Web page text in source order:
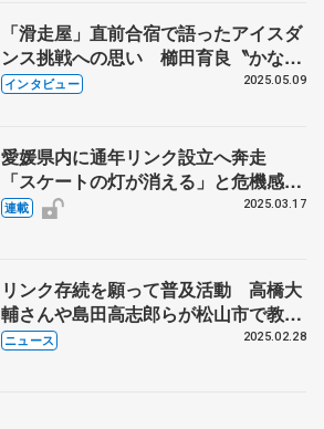
「滑走屋」直前合宿で語ったアイスダ
ンス挑戦への思い 櫛田育良〝かなだ
い〟から刺激
インタビュー 2025.05.09
愛媛県内に通年リンク設立へ奔走
「スケートの灯が消える」と危機感
衝撃走った27年のイヨテツ営業終了
連載 2025.03.17
リンク存続を願って普及活動 高橋大
輔さんや島田高志郎らが松山市で教
室 「スケートに興味持つ方いると実
ニュース 2025.02.28